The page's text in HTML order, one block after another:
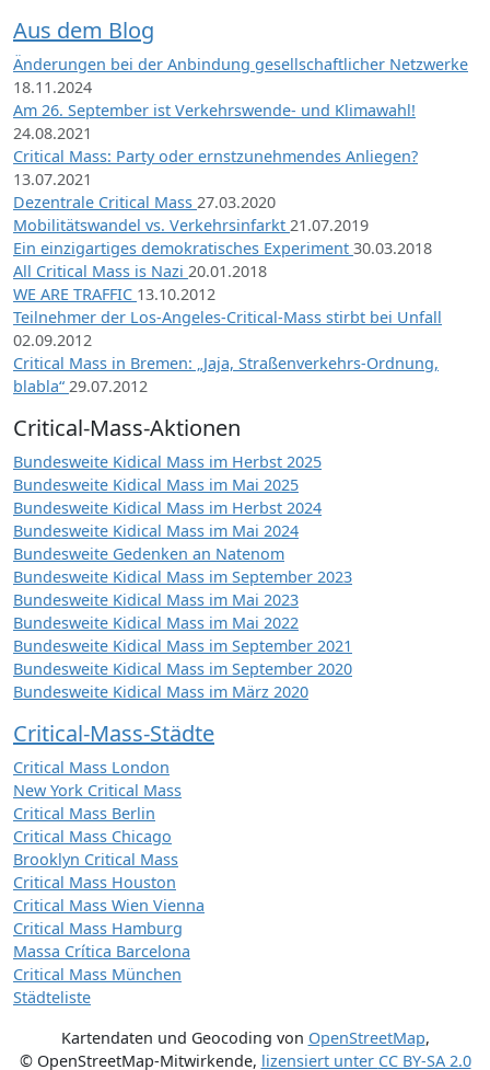
Aus dem Blog
Änderungen bei der Anbindung gesellschaftlicher Netzwerke
18.11.2024
Am 26. September ist Verkehrswende- und Klimawahl!
24.08.2021
Critical Mass: Party oder ernstzunehmendes Anliegen?
13.07.2021
Dezentrale Critical Mass 27.03.2020
Mobilitätswandel vs. Verkehrsinfarkt 21.07.2019
Ein einzigartiges demokratisches Experiment 30.03.2018
All Critical Mass is Nazi 20.01.2018
WE ARE TRAFFIC 13.10.2012
Teilnehmer der Los-Angeles-Critical-Mass stirbt bei Unfall
02.09.2012
Critical Mass in Bremen: „Jaja, Straßenverkehrs-Ordnung,
blabla“ 29.07.2012
Critical-Mass-Aktionen
Bundesweite Kidical Mass im Herbst 2025
Bundesweite Kidical Mass im Mai 2025
Bundesweite Kidical Mass im Herbst 2024
Bundesweite Kidical Mass im Mai 2024
Bundesweite Gedenken an Natenom
Bundesweite Kidical Mass im September 2023
Bundesweite Kidical Mass im Mai 2023
Bundesweite Kidical Mass im Mai 2022
Bundesweite Kidical Mass im September 2021
Bundesweite Kidical Mass im September 2020
Bundesweite Kidical Mass im März 2020
Critical-Mass-Städte
Critical Mass London
New York Critical Mass
Critical Mass Berlin
Critical Mass Chicago
Brooklyn Critical Mass
Critical Mass Houston
Critical Mass Wien Vienna
Critical Mass Hamburg
Massa Crítica Barcelona
Critical Mass München
Städteliste
Kartendaten und Geocoding von OpenStreetMap,
© OpenStreetMap-Mitwirkende, lizensiert unter CC BY-SA 2.0